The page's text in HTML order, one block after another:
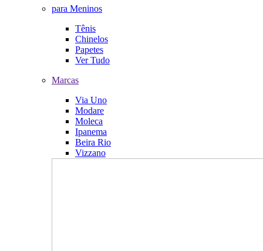
para Meninos
Tênis
Chinelos
Papetes
Ver Tudo
Marcas
Via Uno
Modare
Moleca
Ipanema
Beira Rio
Vizzano